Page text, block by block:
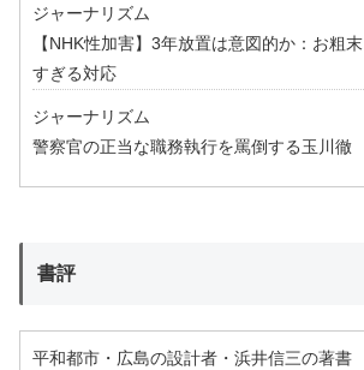
ジャーナリズム
【NHK性加害】3年放置は意図的か：お粗末
すぎる対応
ジャーナリズム
警察官の正当な職務執行を罵倒する玉川徹
書評
平和都市・広島の設計者・浜井信三の著書